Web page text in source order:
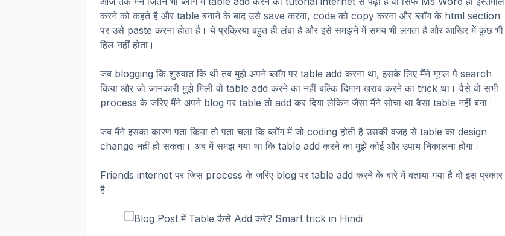
करने को कहते है और table बनाने के बाद उसे save करना, code को copy करना और ब्लॉग के html section
पर उसे paste करना होता है। ये प्रक्रिया बहुत ही लंबा है और इसे समझने में समय भी लगता है और आखिर में कुछ भी
हिल नहीं होता।
जब blogging कि शुरुवात कि थी तब मुझे अपने ब्लॉग पर table add करना था, इसके लिए मैंने गूगल पे search
किया और जो जानकारी मुझे मिली वो table add करने का नहीं बल्कि दिमाग खराब करने का trick था। वैसे वो सभी
process के जरिए मैंने अपने blog पर table तो add कर दिया लेकिन जैसा मैंने सोचा था वैसा table नहीं बना।
जब मैंने इसका कारण पता किया तो पता चला कि ब्लॉग में जो coding होती है उसकी वजह से table का design
change नहीं हो सकता। अब में समझ गया था कि table add करने का मुझे कोई और उपाय निकालना होगा।
Friends internet पर जिस process के जरिए blog पर table add करने के बारे में बताया गया है वो इस प्रकार
है।